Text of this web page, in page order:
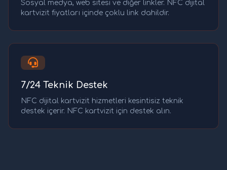
Sosyal medya, web sitesi ve diğer linkler. NFC dijital
kartvizit fiyatları içinde çoklu link dahildir.
7/24 Teknik Destek
NFC dijital kartvizit hizmetleri kesintisiz teknik
destek içerir. NFC kartvizit için destek alın.